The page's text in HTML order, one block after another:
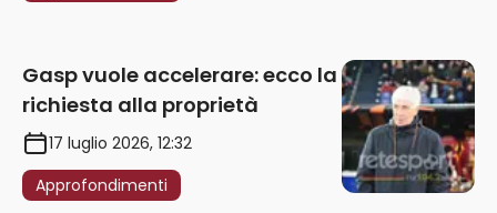
Gasp vuole accelerare: ecco la
richiesta alla proprietà
17 luglio 2026, 12:32
Approfondimenti